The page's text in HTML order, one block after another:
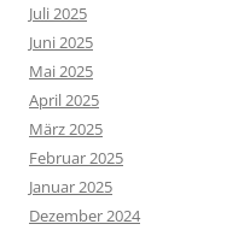
Juli 2025
Juni 2025
Mai 2025
April 2025
März 2025
Februar 2025
Januar 2025
Dezember 2024